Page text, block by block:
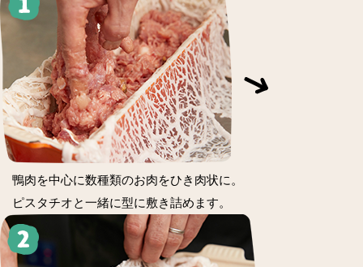
鴨肉を中心に数種類のお肉をひき肉状に。
ピスタチオと一緒に型に敷き詰めます。